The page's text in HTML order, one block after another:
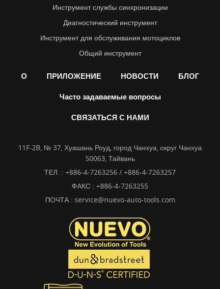
Инструмент службы синхронизации
Диагностический инструмент
Инструмент для обслуживания мотоциклов
Общий инструмент
О ПРИЛОЖЕНИЕ НОВОСТИ БЛОГ
Часто задаваемые вопросы
СВЯЗАТЬСЯ С НАМИ
11F-2B, № 37, Хуашань Роуд, город Чанхуа, округ Чанхуа
50063, Тайвань
ТЕЛ. : +886-4-7263256 / +886-4-7263257
ФАКС : +886-4-7263255
ПОЧТА : service@nuevo-auto-tools.com